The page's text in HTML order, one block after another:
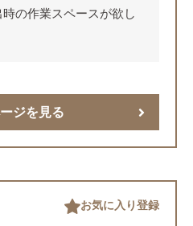
の作業スペースが欲し
ジを見る
お気に入り登録